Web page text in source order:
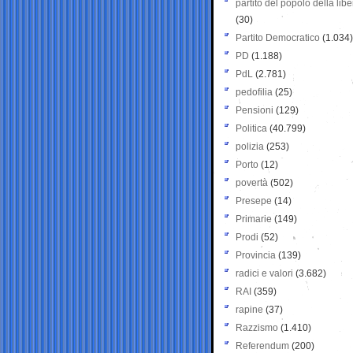
partito del popolo della
(30)
Partito Democratico (1.034)
PD (1.188)
PdL (2.781)
pedofilia (25)
Pensioni (129)
Politica (40.799)
polizia (253)
Porto (12)
povertà (502)
Presepe (14)
Primarie (149)
Prodi (52)
Provincia (139)
radici e valori (3.682)
RAI (359)
rapine (37)
Razzismo (1.410)
Referendum (200)